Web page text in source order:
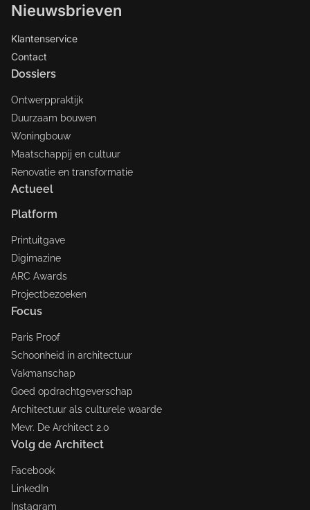
Nieuwsbrieven
Klantenservice
Contact
Dossiers
Ontwerppraktijk
Duurzaam bouwen
Woningbouw
Maatschappij en cultuur
Renovatie en transformatie
Actueel
Platform
Printuitgave
Digimazine
ARC Awards
Projectbezoeken
Focus
Paris Proof
Schoonheid in architectuur
Vakmanschap
Goed opdrachtgeverschap
Architectuur als culturele waarde
Mevr. De Architect 2.0
Volg de Architect
Facebook
LinkedIn
Instagram